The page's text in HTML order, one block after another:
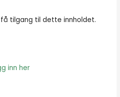
tilgang til dette innholdet.
inn her